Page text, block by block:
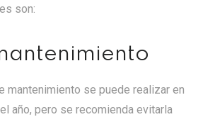
son:
mantenimiento se puede realizar en
año, pero se recomienda evitarla